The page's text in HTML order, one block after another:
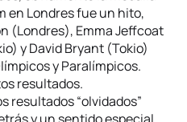
en Londres fue un hito,
(Londres), Emma Jeffcoat
y David Bryant (Tokio)
y Paralímpicos.
resultados.
resultados “olvidados”